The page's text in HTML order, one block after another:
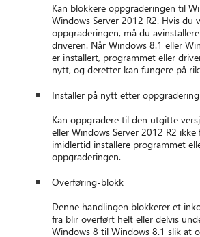
Kan blokkere oppgraderingen til
Windows Server 2012 R2. Hvis du
oppgraderingen, må du
driveren. Når Windows 8.1 eller
er installert, programmet eller
nytt, og deretter kan fungere på
Installer på nytt etter oppgradering
Kan oppgradere til den utgitte
eller Windows Server 2012 R2
imidlertid installere programmet
oppgraderingen.
Overføring-blokk
Denne handlingen blokkerer et
fra blir overført helt eller delvis
Windows 8 til Windows 8.1 slik at